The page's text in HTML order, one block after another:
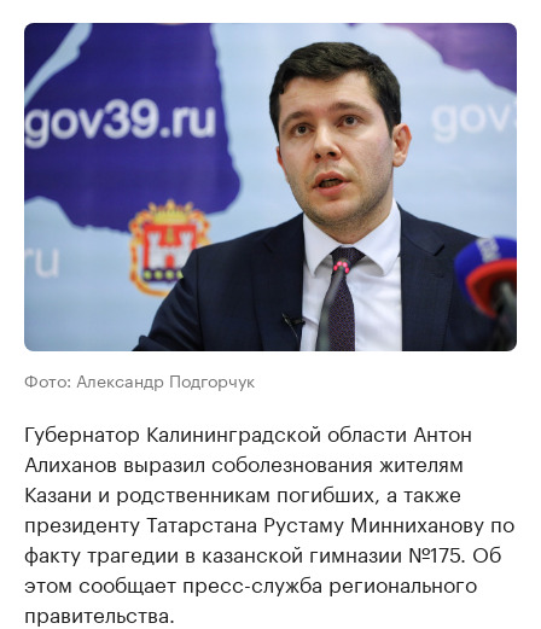
Фото: Александр Подгорчук
Губернатор Калининградской области Антон
Алиханов выразил соболезнования жителям
Казани и родственникам погибших, а также
президенту Татарстана Рустаму Минниханову по
факту трагедии в казанской гимназии №175. Об
этом сообщает пресс-служба регионального
правительства.